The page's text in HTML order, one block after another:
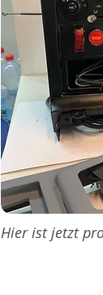
Hier ist jetzt